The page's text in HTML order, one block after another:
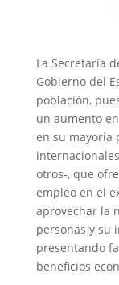
La Secretaría
Gobierno del
población,
un aumento
en su mayoría
otros-, que
empleo en el
aprovechar la
personas y su
presentando
beneficios